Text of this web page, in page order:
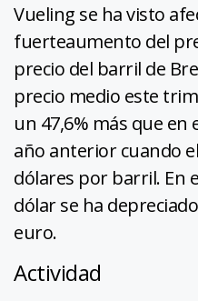
Vueling se ha visto
fuerteaumento del
precio del barril de
precio medio este
un 47,6% más que
año anterior cuando
dólares por barril. En
dólar se ha
euro.
Actividad